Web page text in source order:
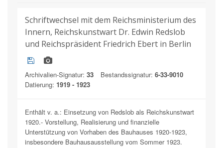
Schriftwechsel mit dem Reichsministerium des
Innern, Reichskunstwart Dr. Edwin Redslob
und Reichspräsident Friedrich Ebert in Berlin
Archivalien-Signatur: 33 Bestandssignatur: 6-33-9010
Datierung: 1919 - 1923
Enthält v. a.: Einsetzung von Redslob als Reichskunstwart
1920.- Vorstellung, Realisierung und finanzielle
Unterstützung von Vorhaben des Bauhauses 1920-1923,
insbesondere Bauhausausstellung vom Sommer 1923.